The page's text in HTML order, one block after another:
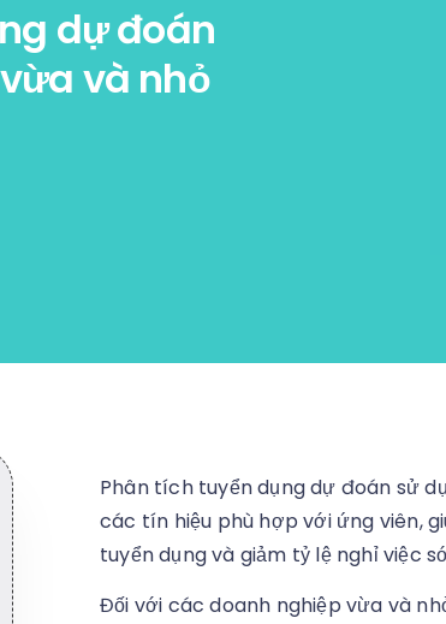
dự đoán
và nhỏ
Phân tích tuyển dụng dự đoán sử
các tín hiệu phù hợp với ứng viên,
tuyển dụng và giảm tỷ lệ nghỉ việc
Đối với các doanh nghiệp vừa và